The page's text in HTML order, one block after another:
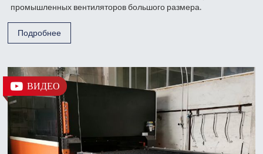
промышленных вентиляторов большого размера.
Подробнее
ВИДЕО